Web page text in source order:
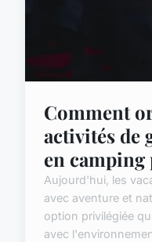
Comment
activités de
en camping
Aujourd'hui, les
avec aventure et
option privilégiée
avec